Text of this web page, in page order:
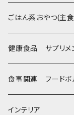
Harness & Leash - XS
Harness & Leash -
Collar & Leash Set
セレクト
幼犬・超小型犬用 _
小型犬用 _ 幅1.5cm
flexi フレキシリー
ライト
etc.
iDog&iCat
ぬいぐるみ
ラテックスTOY
PomPreece / ポン
デンタル
etc.
BITE ME
Bon・rupa(ボンル
京
Bonpuchi
職人の味
ジャーキー
和菓子
愛犬の健康おやつ
POCHETINO
ごはん系おやつ(主
健康食品 サプリメ
涙やけ対策
健康維持
食事関連 フード
フードボウル
インテリア